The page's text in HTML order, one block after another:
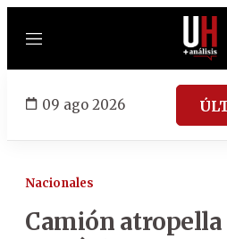
Menú
09 ago 2026
Nacionales
Camión atropella